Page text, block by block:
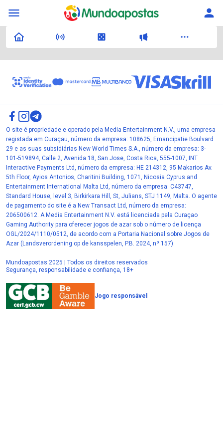
O site é propriedade e operado pela Media Entertainment N.V., uma empresa
registada em Curaçau, número da empresa: 108625, Emancipatie Boulvard
29 e as suas subsidiárias New World Times S.A., número da empresa: 3-
101-519894, Calle 2, Avenida 18, San Jose, Costa Rica, 555-1007, INT
Interactive Payments Ltd, número da empresa: HE 214312, 95 Makarios Av.
5th Floor, Ayios Antonios, Charitini Building, 1071, Nicosia Cyprus and
Entertainment International Malta Ltd, número da empresa: C43747,
Standard House, level 3, Birkirkara Hill, St, Julians, STJ 1149, Malta. O agente
de pagamento do site é a New Transact Ltd, número da empresa:
206500612. A Media Entertainment N.V. está licenciada pela Curaçao
Gaming Authority para oferecer jogos de azar sob o número de licença
OGL/2024/1110/0512, de acordo com a Portaria Nacional sobre Jogos de
Azar (Landsverordening op de kansspelen, P.B. 2024, nº 157).
Mundoapostas 2025 | Todos os direitos reservados
Segurança, responsabilidade e confiança, 18+
Jogo responsável